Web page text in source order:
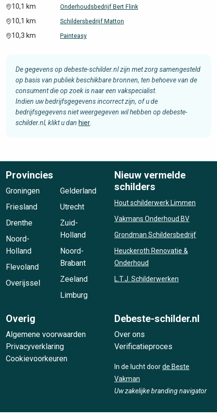
10,1 km Onderhoudsbedrijf Bert Flink
10,1 km Schildersbedrijf Matton
10,3 km Painteasy
De gegevens op debeste-schilder.nl zijn met zorg samengesteld
op basis van publiek beschikbare bronnen, ten behoeve van de
consument die op zoek is naar een vakspecialist.
Indien uw bedrijfsgegevens incorrect zijn, of u de
bedrijfsgegevens niet weergegeven wil hebben op debeste-
schilder.nl, klikt u dan hier
Provincies
Groningen
Friesland
Drenthe
Noord-
Holland
Flevoland
Overijssel
Gelderland
Utrecht
Zuid-
Holland
Noord-
Brabant
Zeeland
Limburg
Nieuw vermelde
schilders
Hout schilderwerk Limmen
Vakmans Onderhoud BV
Grondman Schildersbedrijf
Heuckeroth Renovatie &
Onderhoud
L.T.J. Schilderwerken
Overig
Algemene voorwaarden
Privacyverklaring
Cookievoorkeuren
Debeste-schilder.nl
Over ons
Verificatieproces
In de lucht doorde Beste
Vakman
Uw zakelijke branding navigator